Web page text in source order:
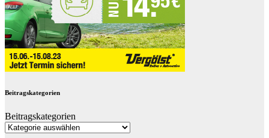
Beitragskategorien
Beitragskategorien